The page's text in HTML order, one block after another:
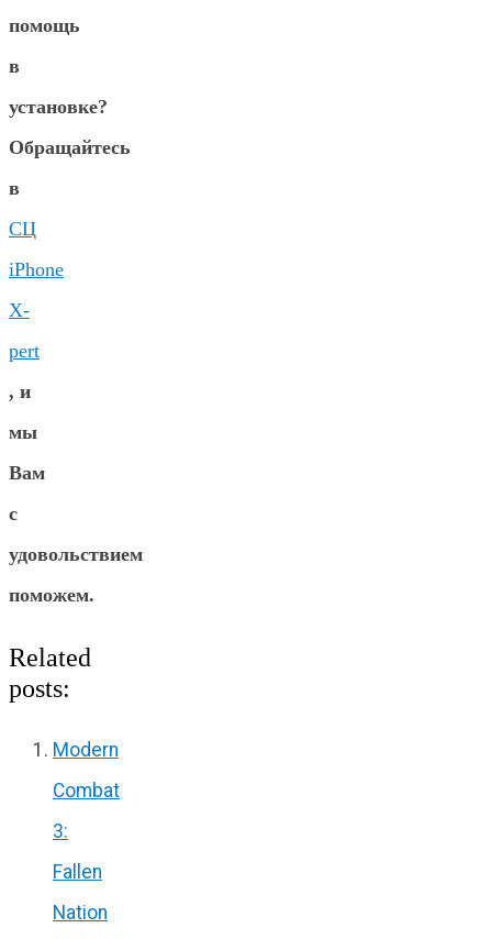
помощь
в
установке?
Обращайтесь
в
СЦ
iPhone
X-
pert
, и
мы
Вам
с
удовольствием
поможем.
Related
posts:
Modern
Combat
3:
Fallen
Nation